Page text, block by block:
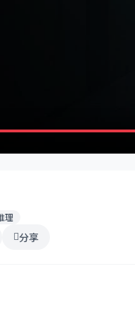
理
分享